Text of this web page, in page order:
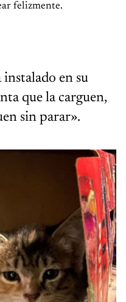
felizmente.
en su
que la carguen,
sin parar».